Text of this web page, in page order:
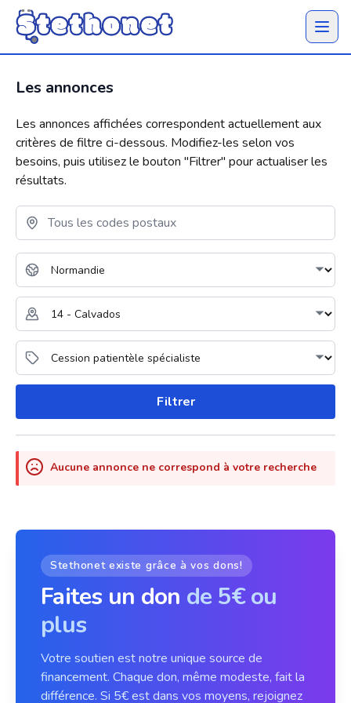
Ouvrir
Les annonces
Les annonces affichées correspondent actuellement aux
critères de filtre ci-dessous. Modifiez-les selon vos
besoins, puis utilisez le bouton "Filtrer" pour actualiser les
résultats.
Filtrer
Aucune annonce ne correspond à votre recherche
Stethonet existe grâce à vos dons!
Faites un don de 5€ ou
plus
Votre soutien est notre unique source de
financement. Chaque don, même modeste, fait la
différence. Si 5€ est dans vos moyens, rejoignez